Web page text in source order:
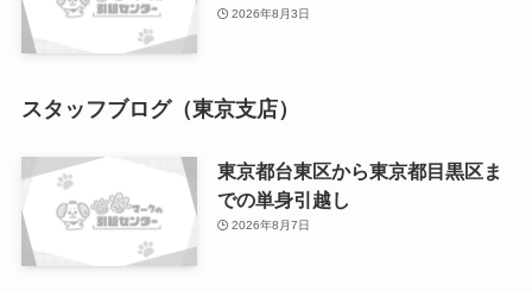
2026年8月3日
スタッフブログ（東京支店）
東京都台東区から東京都目黒区ま
での単身引越し
2026年8月7日